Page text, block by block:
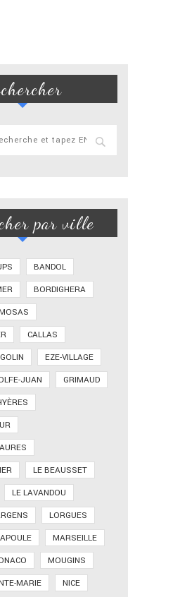
par ville
BANDOL
BORDIGHERA
CALLAS
EZE-VILLAGE
JUAN
GRIMAUD
LE BEAUSSET
LE LAVANDOU
LORGUES
MARSEILLE
MOUGINS
MARIE
NICE